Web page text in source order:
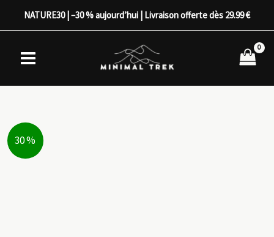
NATURE30 | –30 % aujourd’hui | Livraison offerte dès 29.99 €
30 %